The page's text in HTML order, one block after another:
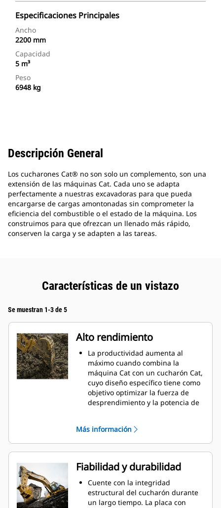
Especificaciones Principales
Ancho
2200 mm
Capacidad
5 m³
Peso
6948 kg
Descripción General
Los cucharones Cat® no son solo un complemento, son una
extensión de las máquinas Cat. Cada uno se adapta
perfectamente a nuestras excavadoras para que pueda
encargarse de cargas amontonadas sin comprometer la
eficiencia del combustible o el estado de la máquina. Los
construimos para que ofrezcan un llenado más rápido,
conserven la carga y se adapten a las tareas.
Características de un vistazo
Se muestran 1-3 de 5
Alto rendimiento
La productividad aumenta al
máximo cuando combina la
máquina Cat con un cucharón Cat,
cuyo diseño específico tiene como
objetivo optimizar la fuerza de
desprendimiento y la potencia de
radio mejora el flujo de material
hacia el cucharón. El espacio libre
del talón agregado asegura que la
parte inferior del cucharón no se
arrastre, lo que reduce los costos
de mantenimiento.
El consumo de combustible
alcanza el punto máximo durante
Más información
Fiabilidad y durabilidad
Cuente con la integridad
estructural del cucharón durante
un largo tiempo. La placa con